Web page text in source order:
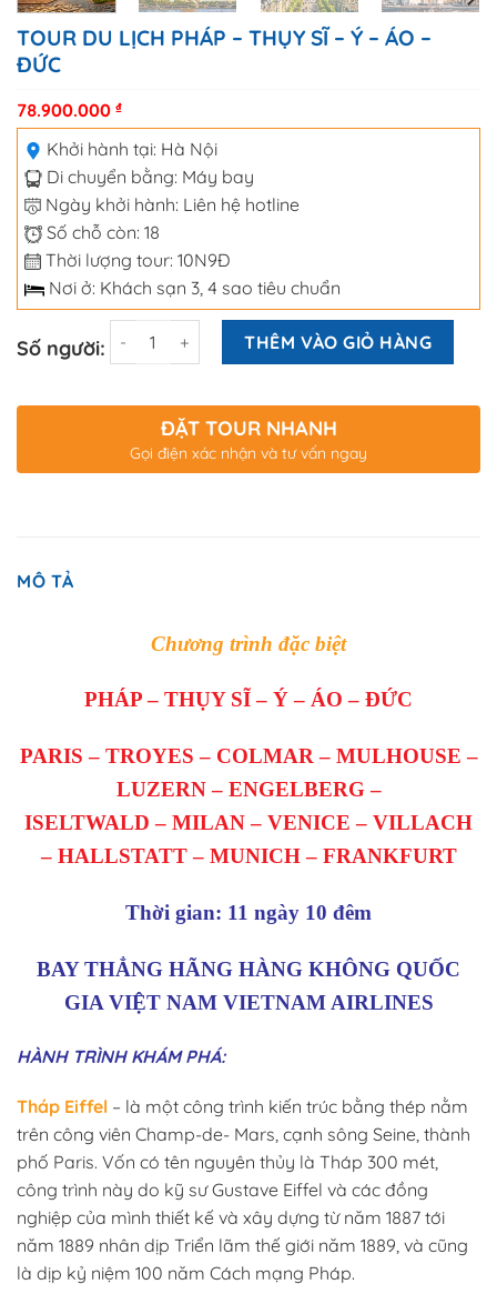
TOUR DU LỊCH PHÁP – THỤY SĨ – Ý – ÁO –
ĐỨC
78.900.000 ₫
Khởi hành tại: Hà Nội
Di chuyển bằng: Máy bay
Ngày khởi hành: Liên hệ hotline
Số chỗ còn: 18
Thời lượng tour: 10N9Đ
Nơi ở: Khách sạn 3, 4 sao tiêu chuẩn
Số người:
Số lượng THÊM VÀO GIỎ HÀNG
ĐẶT TOUR NHANH
Gọi điện xác nhận và tư vấn ngay
MÔ TẢ
Chương trình đặc biệt
PHÁP – THỤY SĨ – Ý – ÁO – ĐỨC
PARIS – TROYES – COLMAR – MULHOUSE –
LUZERN – ENGELBERG –
ISELTWALD – MILAN – VENICE – VILLACH
– HALLSTATT – MUNICH – FRANKFURT
Thời gian: 11 ngày 10 đêm
BAY THẲNG HÃNG HÀNG KHÔNG QUỐC
GIA VIỆT NAM VIETNAM AIRLINES
HÀNH TRÌNH KHÁM PHÁ:
Tháp Eiffel – là một công trình kiến trúc bằng thép nằm
trên công viên Champ-de- Mars, cạnh sông Seine, thành
phố Paris. Vốn có tên nguyên thủy là Tháp 300 mét,
công trình này do kỹ sư Gustave Eiffel và các đồng
nghiệp của mình thiết kế và xây dựng từ năm 1887 tới
năm 1889 nhân dịp Triển lãm thế giới năm 1889, và cũng
là dịp kỷ niệm 100 năm Cách mạng Pháp.